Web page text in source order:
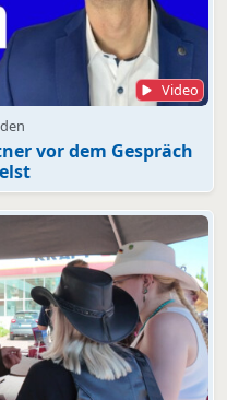
Video
vor dem Gespräch